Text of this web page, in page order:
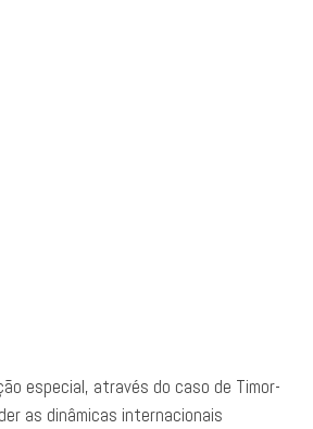
especial, através do caso de Timor-
as dinâmicas internacionais